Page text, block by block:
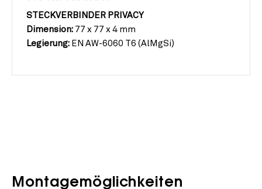
STECKVERBINDER PRIVACY
Dimension: 77 x 77 x 4 mm
Legierung: EN AW-6060 T6 (AlMgSi)
Montagemöglichkeiten